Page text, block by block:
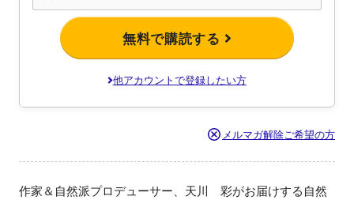
無料で購読する
他アカウントで登録したい方
メルマガ解除ご希望の方
作家＆自然派プロデューサー、天川　彩がお届けする自然